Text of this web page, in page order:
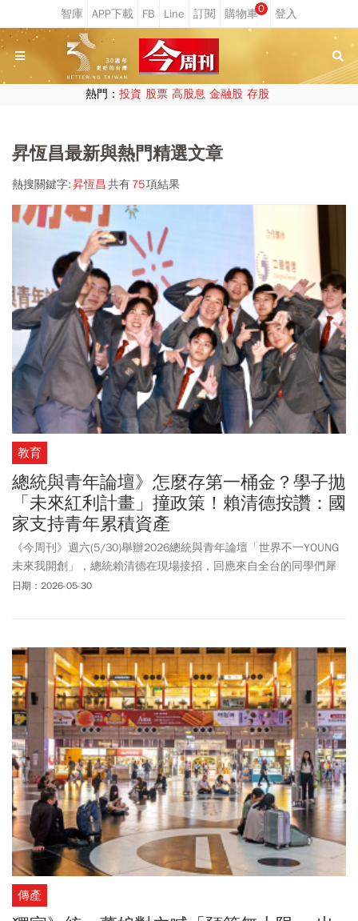
0
熱門： 投資 股票 高股息 金融股 存股
昇恆昌最新與熱門精選文章
熱搜關鍵字:昇恆昌 共有75項結果
教育
總統與青年論壇》怎麼存第一桶金？學子拋
「未來紅利計畫」撞政策！賴清德按讚：國
家支持青年累積資產
《今周刊》週六(5/30)舉辦2026總統與青年論壇「世界不一YOUNG
未來我開創」，總統賴清德在現場接招，回應來自全台的同學們犀
利提問。賴總統向現場快滿18歲的高中生說「抱歉」，可能領不太
分激烈，最後由文化部部長李遠、僑委會副委員長張良民、教育部
次長劉國偉、外交部次長葛葆萱、教育部國教署副署長戴淑芬、中
華電信執行副總林文智、昇恆昌總經理江建廷、華南金控總經理蕭
玉美頒發各獎項。
日期：2026-05-30
傳產